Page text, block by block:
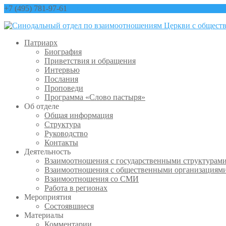
+7 (495) 781-97-61
Патриарх
Биография
Приветствия и обращения
Интервью
Послания
Проповеди
Программа «Слово пастыря»
Об отделе
Общая информация
Структура
Руководство
Контакты
Деятельность
Взаимоотношения с государственными
Взаимоотношения с общественными
Взаимоотношения со СМИ
Работа в регионах
Мероприятия
Состоявшиеся
Материалы
Комментарии